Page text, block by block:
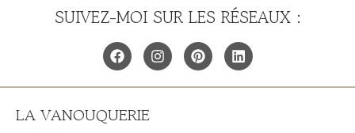
SUIVEZ-MOI SUR LES RÉSEAUX :
LA VANOUQUERIE